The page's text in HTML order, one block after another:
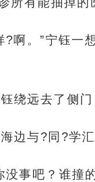
啊。”宁钰一
绕远去了侧
边与?同?学
没事吧？谁撞